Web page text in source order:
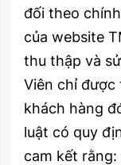
đối theo
của website
thu thập và
Viên chỉ được
khách hàng
luật có quy
cam kết rằng: